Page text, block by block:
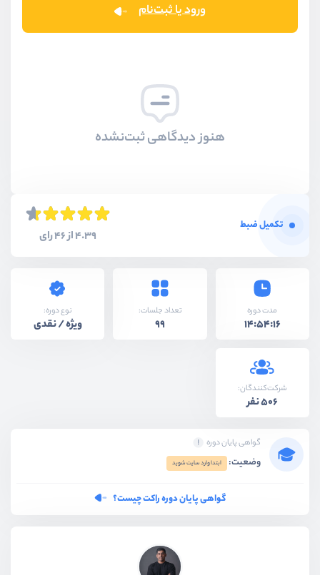
ورود یا ثبت‌نام
هنوز دیدگاهی ثبت‌نشده
تکمیل ضبط
4.39 از 46 رای
مدت دوره
14:54:16
تعداد جلسات:
99
نوع دوره:
ویژه / نقدی
شرکت‌کنندگان:
506 نفر
گواهی پایان دوره
وضعیت: ابتدا وارد سایت شوید
گواهی پایان دوره راکت چیست؟